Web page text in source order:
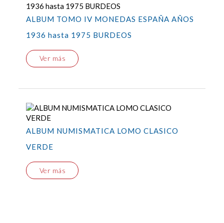
ALBUM TOMO IV MONEDAS ESPAÑA AÑOS
1936 hasta 1975 BURDEOS
Ver más
ALBUM NUMISMATICA LOMO CLASICO
VERDE
Ver más